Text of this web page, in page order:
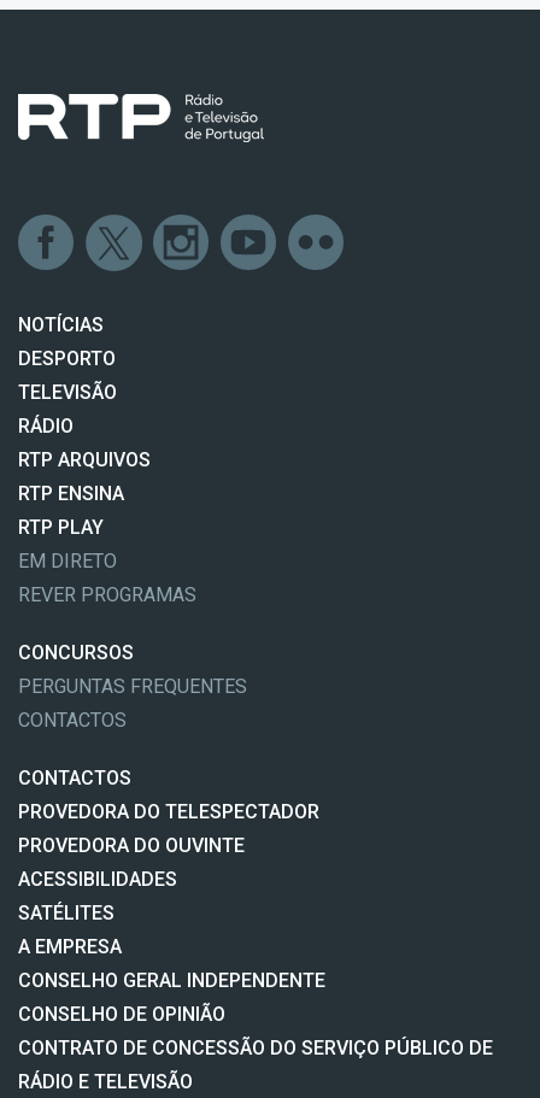
NOTÍCIAS
DESPORTO
TELEVISÃO
RÁDIO
RTP ARQUIVOS
RTP ENSINA
RTP PLAY
EM DIRETO
REVER PROGRAMAS
CONCURSOS
PERGUNTAS FREQUENTES
CONTACTOS
CONTACTOS
PROVEDORA DO TELESPECTADOR
PROVEDORA DO OUVINTE
ACESSIBILIDADES
SATÉLITES
A EMPRESA
CONSELHO GERAL INDEPENDENTE
CONSELHO DE OPINIÃO
CONTRATO DE CONCESSÃO DO SERVIÇO PÚBLICO DE
RÁDIO E TELEVISÃO